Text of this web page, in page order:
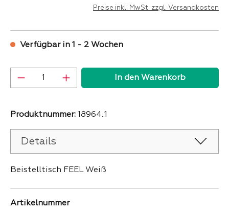
Preise inkl. MwSt. zzgl. Versandkosten
Verfügbar in 1 - 2 Wochen
Produkt Anzahl: Gib den gewünschten
In den Warenkorb
Produktnummer: 18964..1
Details
Beistelltisch FEEL Weiß
Artikelnummer